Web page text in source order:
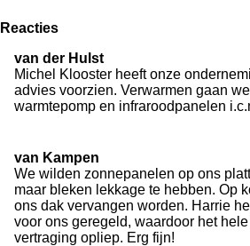
Reacties
van der Hulst
Michel Klooster heeft onze
advies voorzien. Verwarmen gaan
warmtepomp en infraroodpanelen
van Kampen
We wilden zonnepanelen op ons
maar bleken lekkage te hebben. Op
ons dak vervangen worden. Harrie
voor ons geregeld, waardoor het
vertraging opliep. Erg fijn!